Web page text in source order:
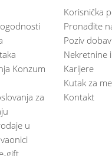
Konzum
za
u
gift
Korisnička
Pronađite
Poziv
Nekretnine
Karijere
Kutak za
Kontakt